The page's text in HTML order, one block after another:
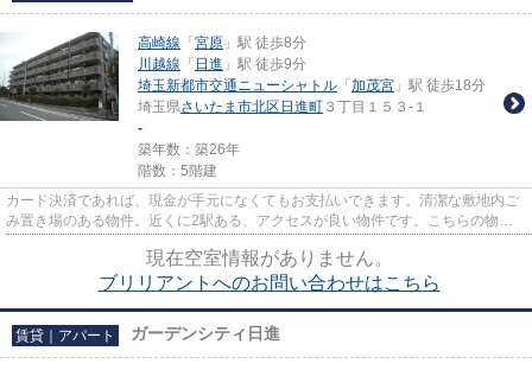
高崎線 「 宮原 」駅 徒歩8分
川越線 「 日進 」駅 徒歩9分
埼玉新都市交通ニューシャトル 「 加茂宮 」駅 徒歩18分
埼玉県さいたま市北区 日進町 ３丁目１５３-１
-
築年数：築26年
階数：5階建
カード決済であれば、現金が手元になくてもお支払いできます。清潔な敷地内ご
み置き場のある物件。近くに2駅ある、アクセスが良い物件です。こちらの物件
現在空室情報がありません。
ブリリアントへのお問い合わせはこちら
賃貸｜アパート ガーデンシティ日進